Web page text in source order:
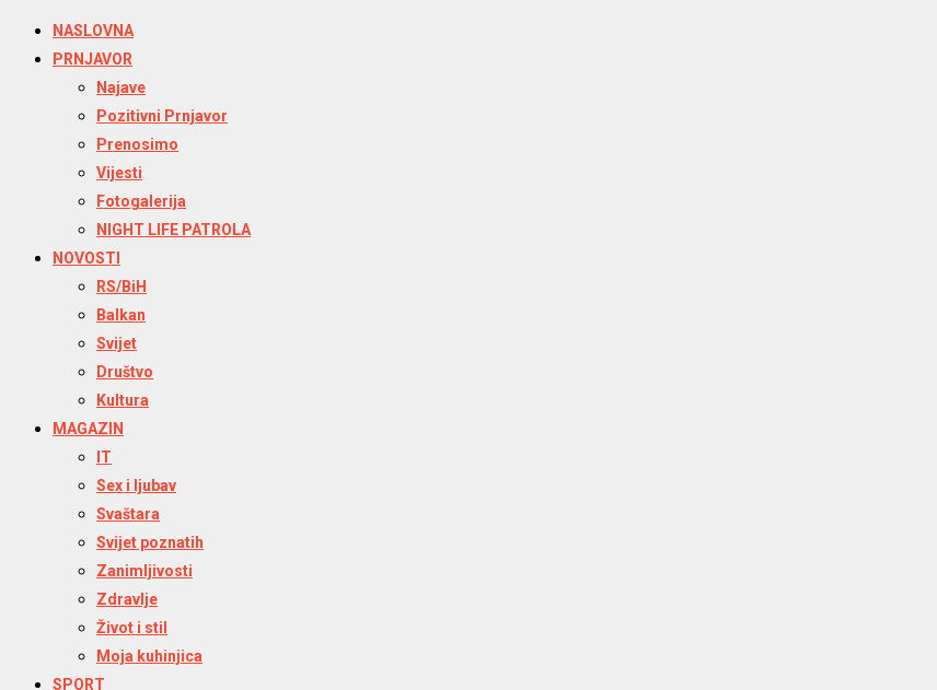
NASLOVNA
PRNJAVOR
Najave
Pozitivni Prnjavor
Prenosimo
Vijesti
Fotogalerija
NIGHT LIFE PATROLA
NOVOSTI
RS/BiH
Balkan
Svijet
Društvo
Kultura
MAGAZIN
IT
Sex i ljubav
Svaštara
Svijet poznatih
Zanimljivosti
Zdravlje
Život i stil
Moja kuhinjica
SPORT